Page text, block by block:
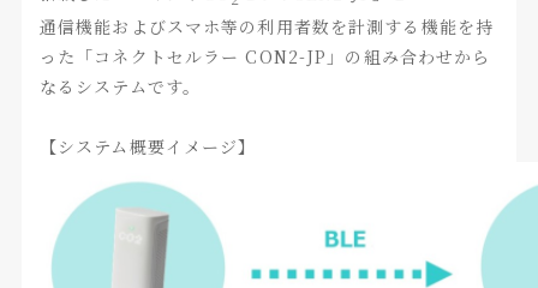
通信機能およびスマホ等の利用者数を計測する機能を持
った「コネクトセルラー CON2-JP」の組み合わせから
なるシステムです。
【システム概要イメージ】